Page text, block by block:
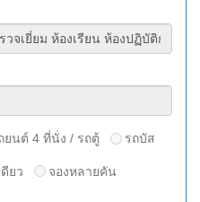
ยนต์ 4 ที่นั่ง / รถตู้ รถบัส
ยว จองหลายคัน